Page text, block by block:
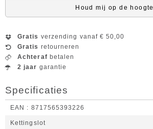
Houd mij op de hoogte
Gratis verzending vanaf € 50,00
Gratis retourneren
Achteraf betalen
2 jaar garantie
Specificaties
EAN 8717565393226
Kettingslot